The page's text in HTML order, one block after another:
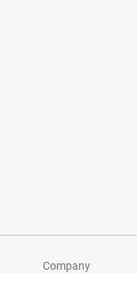
Company